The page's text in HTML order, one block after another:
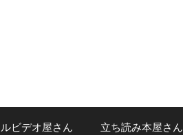
ビデオ屋さん 立ち読み本屋さん